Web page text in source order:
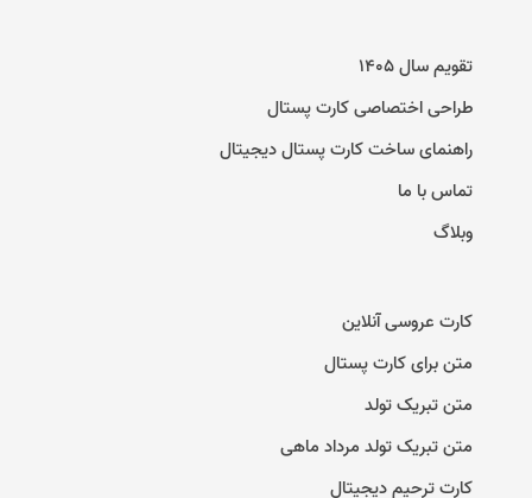
تقویم سال ۱۴۰۵
طراحی اختصاصی کارت پستال
راهنمای ساخت کارت پستال دیجیتال
تماس با ما
وبلاگ
کارت عروسی آنلاین
متن برای کارت پستال
متن تبریک تولد
متن تبریک تولد مرداد ماهی
کارت ترحیم دیجیتال